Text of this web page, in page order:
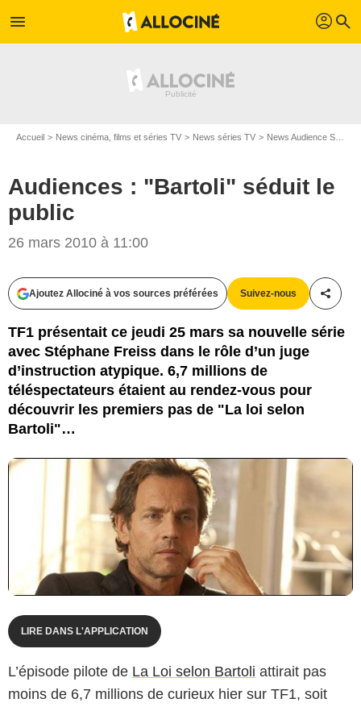
menu profil search
Accueil News cinéma, films et séries TV News séries TV News Audience Séries TV
Audiences : "Bartoli" séduit le
public
26 mars 2010 à 11:00
Ajoutez Allociné à vos sources préférées Suivez-nous
TF1 présentait ce jeudi 25 mars sa nouvelle série
avec Stéphane Freiss dans le rôle d’un juge
d’instruction atypique. 6,7 millions de
téléspectateurs étaient au rendez-vous pour
découvrir les premiers pas de "La loi selon
Bartoli"…
LIRE DANS L'APPLICATION
L’épisode pilote de La Loi selon Bartoli attirait pas
moins de 6,7 millions de curieux hier sur TF1, soit